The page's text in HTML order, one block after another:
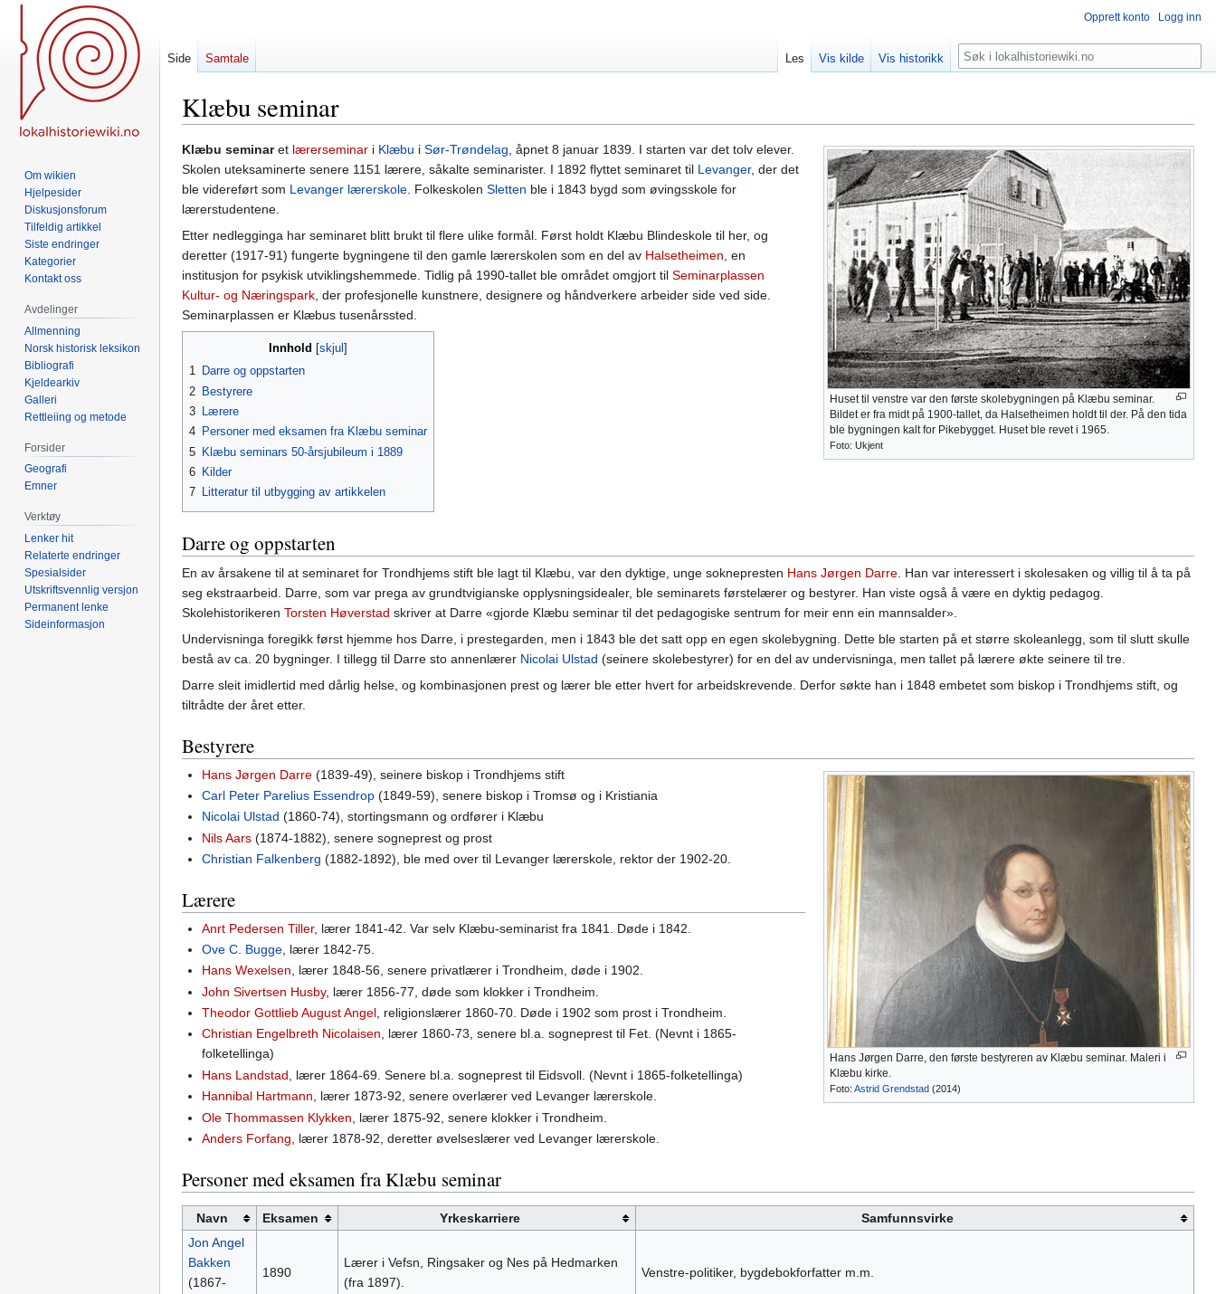
Klæbu seminar
Hopp
til
navigering
Hopp
til
søk
Huset til venstre var den første skolebygningen på Klæbu seminar.
Bildet er fra midt på 1900-tallet, da Halsetheimen holdt til der. På den tida
ble bygningen kalt for Pikebygget. Huset ble revet i 1965.
Foto: Ukjent
Klæbu seminaret lærerseminar i Klæbu i Sør-Trøndelag, åpnet 8 januar 1839. I starten var det tolv elever.
Skolen uteksaminerte senere 1151 lærere, såkalte seminarister. I 1892 flyttet seminaret til Levanger, der det
ble videreført som Levanger lærerskole. Folkeskolen Sletten ble i 1843 bygd som øvingsskole for
lærerstudentene.
Etter nedlegginga har seminaret blitt brukt til flere ulike formål. Først holdt Klæbu Blindeskole til her, og
deretter (1917-91) fungerte bygningene til den gamle lærerskolen som en del av Halsetheimen, en
institusjon for psykisk utviklingshemmede. Tidlig på 1990-tallet ble området omgjort til Seminarplassen
Kultur- og Næringspark, der profesjonelle kunstnere, designere og håndverkere arbeider side ved side.
Seminarplassen er Klæbus tusenårssted.
Innhold
1 Darre og oppstarten
2 Bestyrere
3 Lærere
4 Personer med eksamen fra Klæbu seminar
5 Klæbu seminars 50-årsjubileum i 1889
6 Kilder
7 Litteratur til utbygging av artikkelen
Darre og oppstarten
En av årsakene til at seminaret for Trondhjems stift ble lagt til Klæbu, var den dyktige, unge soknepresten Hans Jørgen Darre. Han var interessert i skolesaken og villig til å ta på
seg ekstraarbeid. Darre, som var prega av grundtvigianske opplysningsidealer, ble seminarets førstelærer og bestyrer. Han viste også å være en dyktig pedagog.
Skolehistorikeren Torsten Høverstad skriver at Darre «gjorde Klæbu seminar til det pedagogiske sentrum for meir enn ein mannsalder».
Undervisninga foregikk først hjemme hos Darre, i prestegarden, men i 1843 ble det satt opp en egen skolebygning. Dette ble starten på et større skoleanlegg, som til slutt skulle
bestå av ca. 20 bygninger. I tillegg til Darre sto annenlærer Nicolai Ulstad (seinere skolebestyrer) for en del av undervisninga, men tallet på lærere økte seinere til tre.
Darre sleit imidlertid med dårlig helse, og kombinasjonen prest og lærer ble etter hvert for arbeidskrevende. Derfor søkte han i 1848 embetet som biskop i Trondhjems stift, og
tiltrådte der året etter.
Bestyrere
Hans Jørgen Darre, den første bestyreren av Klæbu seminar. Maleri i
Klæbu kirke.
Foto: Astrid Grendstad (2014)
Hans Jørgen Darre (1839-49), seinere biskop i Trondhjems stift
Carl Peter Parelius Essendrop (1849-59), senere biskop i Tromsø og i Kristiania
Nicolai Ulstad (1860-74), stortingsmann og ordfører i Klæbu
Nils Aars (1874-1882), senere sogneprest og prost
Christian Falkenberg (1882-1892), ble med over til Levanger lærerskole, rektor der 1902-20.
Lærere
Anrt Pedersen Tiller, lærer 1841-42. Var selv Klæbu-seminarist fra 1841. Døde i 1842.
Ove C. Bugge , lærer 1842-75.
Hans Wexelsen, lærer 1848-56, senere privatlærer i Trondheim, døde i 1902.
John Sivertsen Husby, lærer 1856-77, døde som klokker i Trondheim.
Theodor Gottlieb August Angel , religionslærer 1860-70. Døde i 1902 som prost i Trondheim.
Christian Engelbreth Nicolaisen, lærer 1860-73, senere bl.a. sogneprest til Fet. (Nevnt i 1865-
folketellinga)
Hans Landstad , lærer 1864-69. Senere bl.a. sogneprest til Eidsvoll. (Nevnt i 1865-folketellinga)
Hannibal Hartmann, lærer 1873-92, senere overlærer ved Levanger lærerskole.
Ole Thommassen Klykken , lærer 1875-92, senere klokker i Trondheim.
Anders Forfang , lærer 1878-92, deretter øvelseslærer ved Levanger lærerskole.
Personer med eksamen fra Klæbu seminar
Navn Eksamen Yrkeskarriere
Samfunnsvirke
Jon Angel
Bakken
(1867-
1890
Lærer i Vefsn, Ringsaker og Nes på Hedmarken
(fra 1897).
Venstre-politiker, bygdebokforfatter m.m.
Opprett konto Logg inn
Side Samtale Les Vis kilde Vis historikk Søk
Om wikien
Hjelpesider
Diskusjonsforum
Tilfeldig artikkel
Siste endringer
Kategorier
Kontakt oss
Avdelinger
Allmenning
Norsk historisk leksikon
Bibliografi
Kjeldearkiv
Galleri
Rettleiing og metode
Forsider
Geografi
Emner
Verktøy
Lenker hit
Relaterte endringer
Spesialsider
Utskriftsvennlig versjon
Permanent lenke
Sideinformasjon